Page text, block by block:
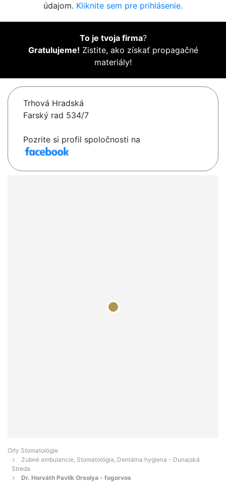
údajom. Kliknite sem pre prihlásenie.
To je tvoja firma?
Gratulujeme! Zistite, ako získať propagačné
materiály!
Trhová Hradská
Farský rad 534/7
Pozrite si profil spoločnosti na
Orly Stomatológie
Zubné ambulancie, Stomatológia, Dentálna hygiena - Dunajská
Streda
Dr. Horváth Pavlík Orsolya - fogorvos